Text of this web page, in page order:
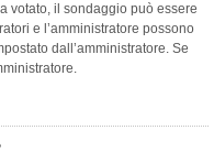
votato, il sondaggio può essere
e l’amministratore possono
dall’amministratore. Se